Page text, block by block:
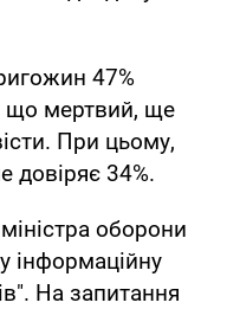
47%
що мертвий, ще
При цьому,
довіряє 34%.
оборони
інформаційну
На запитання